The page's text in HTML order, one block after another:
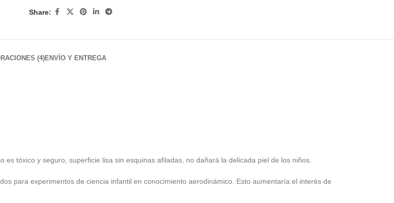
Share:
(4)ENVÍO Y ENTREGA
tóxico y seguro, superficie lisa sin esquinas afiladas, no dañará la delicada piel de los niños.
para experimentos de ciencia infantil en conocimiento aerodinámico. Esto aumentaría el interés de